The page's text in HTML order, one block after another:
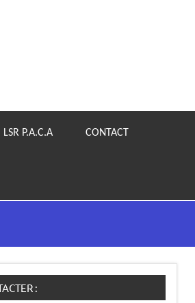
LSR P.A.C.A CONTACT
: